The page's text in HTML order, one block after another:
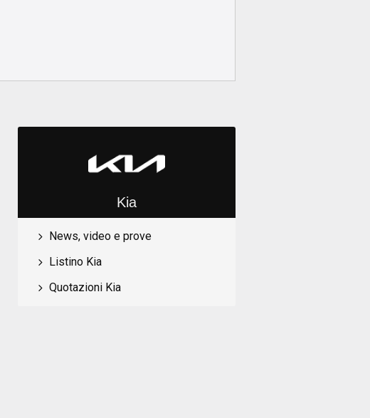
Kia
News, video e prove
Listino Kia
Quotazioni Kia